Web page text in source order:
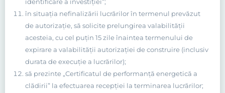
în situaţia nefinalizării lucrărilor în termenul prevăzut
de autorizaţie, să solicite prelungirea valabilităţii
acesteia, cu cel puţin 15 zile înaintea termenului de
expirare a valabilităţii autorizaţiei de construire (inclusiv
durata de execuţie a lucrărilor);
să prezinte „Certificatul de performanţă energetică a
clădirii” la efectuarea recepţiei la terminarea lucrărilor;